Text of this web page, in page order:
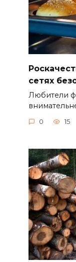
сетях
Любители
0 15